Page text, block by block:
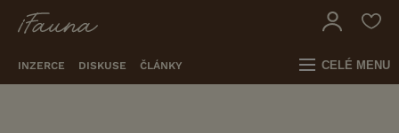
INZERCE DISKUSE ČLÁNKY CELÉ MENU